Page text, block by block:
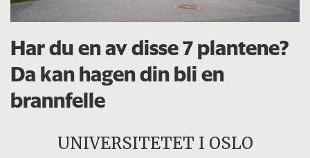
Har du en av disse 7 plantene?
Da kan hagen din bli en
brannfelle
UNIVERSITETET I OSLO